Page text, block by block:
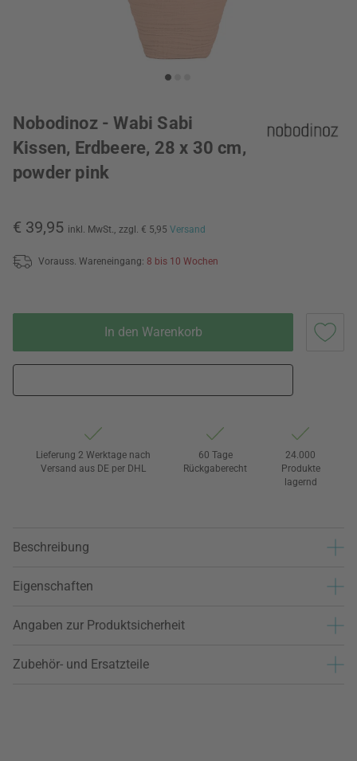
Nobodinoz - Wabi Sabi
Kissen, Erdbeere, 28 x 30 cm,
powder pink
€ 39,95 inkl. MwSt., zzgl. € 5,95 Versand
Vorauss. Wareneingang: 8 bis 10 Wochen
In den Warenkorb
Lieferung 2 Werktage nach
Versand aus DE per DHL
60 Tage
Rückgaberecht
24.000
Produkte
lagernd
Beschreibung
Eigenschaften
Angaben zur Produktsicherheit
Zubehör- und Ersatzteile